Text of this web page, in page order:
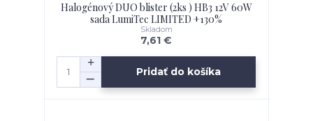
Halogénový DUO blister (2ks ) HB3 12V 60W
sada LumiTec LIMITED +130%
7,61 €
Skladom
Pridať do košíka